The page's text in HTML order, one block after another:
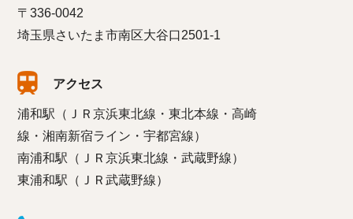
〒336-0042
埼玉県さいたま市南区大谷口2501-1
アクセス
浦和駅（ＪＲ京浜東北線・東北本線・高崎
線・湘南新宿ライン・宇都宮線）
南浦和駅（ＪＲ京浜東北線・武蔵野線）
東浦和駅（ＪＲ武蔵野線）